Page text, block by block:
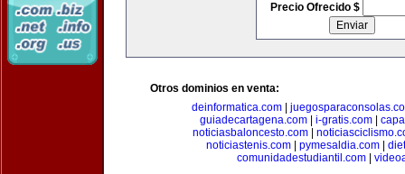
Precio Ofrecido $
Otros dominios en venta:
deinformatica.com
guiadecartagena.com| i-gratis.com|
noticiasbaloncesto.com
noticiastenis.com
pymesaldia.com
comunidadestudiantil.com